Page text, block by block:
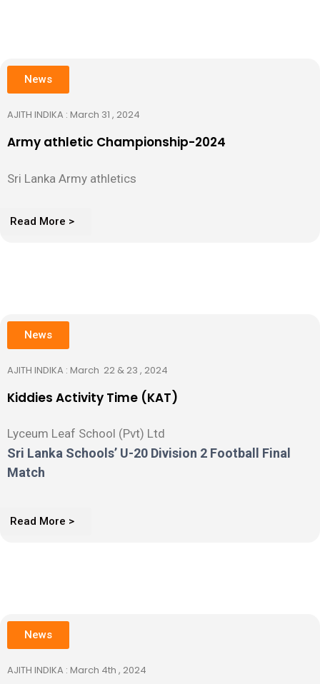
News
AJITH INDIKA : March 31 , 2024
Army athletic Championship-2024
Sri Lanka Army athletics
Read More >
News
AJITH INDIKA : March 22 & 23 , 2024
Kiddies Activity Time (KAT)
Lyceum Leaf School (Pvt) Ltd
Sri Lanka Schools’ U-20 Division 2 Football Final
Match
Read More >
News
AJITH INDIKA : March 4th , 2024